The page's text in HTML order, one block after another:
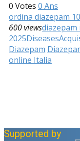
0 Votes 0 Ans
ordina diazepam
600 viewsdiazepam
2025Diseases
Diazepam
online Italia
Supported by